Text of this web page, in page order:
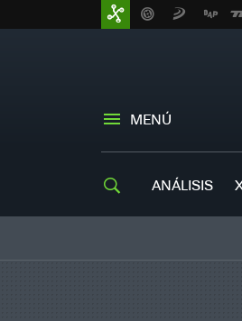
MENÚ
ANÁLISIS